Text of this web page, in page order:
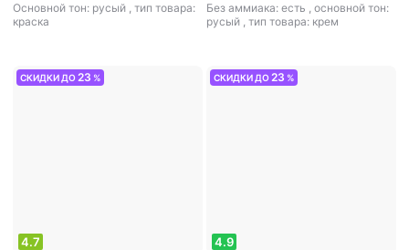
Основной тон: русый , тип товара:
краска
Без аммиака: есть , основной тон:
русый , тип товара: крем
СКИДКИ ДО23 %
4.7
СКИДКИ ДО23 %
4.9